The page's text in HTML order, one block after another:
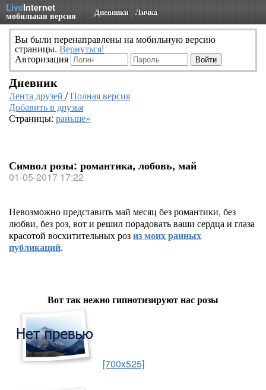
LiveInternet
мобильная версия Дневники Личка
Вы были перенаправлены на мобильную версию
страницы. Вернуться!
Авторизация
Дневник
Лента друзей /Полная версия
Добавить в друзья
Страницы: раньше»
Символ розы: романтика, лобовь, май
01-05-2017 17:22
Невозможно представить май месяц без романтики, без
любви, без роз, вот и решил порадовать ваши сердца и глаза
красотой восхитительных розиз моих ранных
публикаций.
Вот так нежно гипнотизируют нас розы
[700x525]